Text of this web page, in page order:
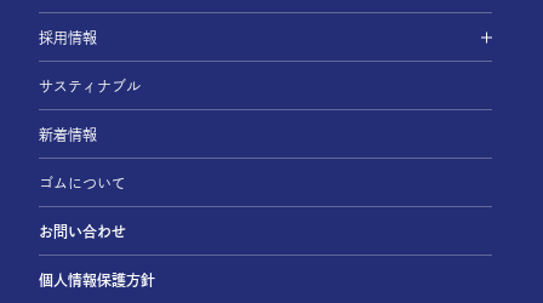
採用情報
サスティナブル
新着情報
ゴムについて
お問い合わせ
個人情報保護方針